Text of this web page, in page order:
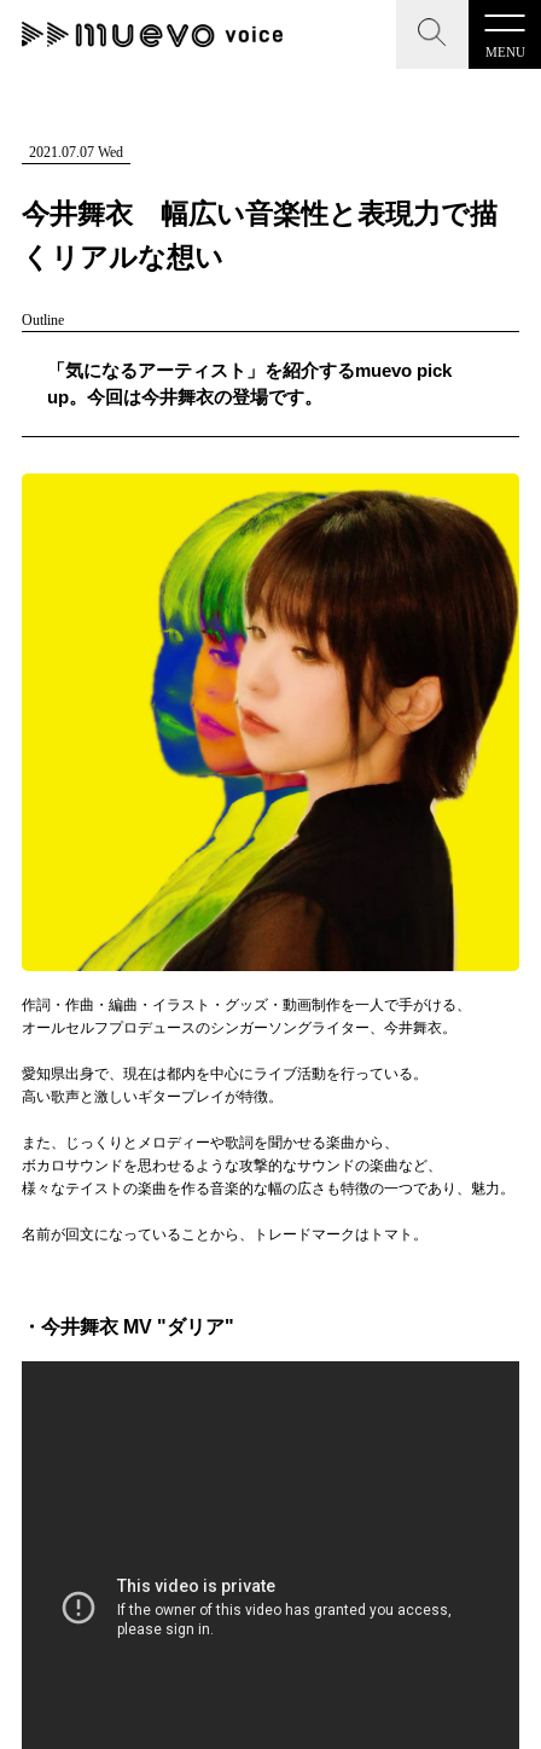
MENU
CLOSE
記事を検索する
人気ワード
#男性SSW #ポップス #女性SSW
#ヒップホップ #男性シンガーグループ #R&B/ソウル
CLOSE
"読者の声を形にする”音楽特化メディア
MENU
記事一覧
会社概要
muevoクラウドファンディング
ぶいクラ！by muevo
ぶいコミュ！by muevo
ぶいマガ！ by muevo
Follow us
Official SNS
2021.07.07 Wed
今井舞衣 幅広い音楽性と表現力で描
くリアルな想い
Outline
「気になるアーティスト」を紹介するmuevo pick
up。今回は今井舞衣の登場です。
作詞・作曲・編曲・イラスト・グッズ・動画制作を一人で手がける、
オールセルフプロデュースのシンガーソングライター、今井舞衣。
愛知県出身で、現在は都内を中心にライブ活動を行っている。
高い歌声と激しいギタープレイが特徴。
また、じっくりとメロディーや歌詞を聞かせる楽曲から、
ボカロサウンドを思わせるような攻撃的なサウンドの楽曲など、
様々なテイストの楽曲を作る音楽的な幅の広さも特徴の一つであり、魅力。
名前が回文になっていることから、トレードマークはトマト。
・今井舞衣 MV "ダリア"